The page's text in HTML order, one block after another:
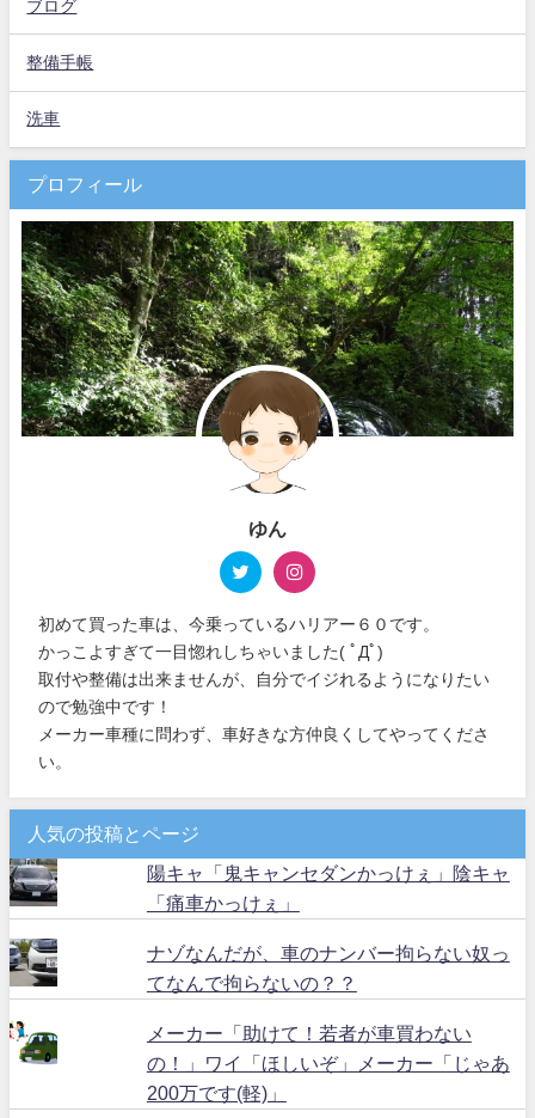
ブログ
整備手帳
洗車
プロフィール
ゆん
初めて買った車は、今乗っているハリアー６０です。
かっこよすぎて一目惚れしちゃいました( ﾟДﾟ)
取付や整備は出来ませんが、自分でイジれるようになりたい
ので勉強中です！
メーカー車種に問わず、車好きな方仲良くしてやってくださ
い。
人気の投稿とページ
陽キャ「鬼キャンセダンかっけぇ」陰キャ
「痛車かっけぇ」
ナゾなんだが、車のナンバー拘らない奴っ
てなんで拘らないの？？
メーカー「助けて！若者が車買わない
の！」ワイ「ほしいぞ」メーカー「じゃあ
200万です(軽)」